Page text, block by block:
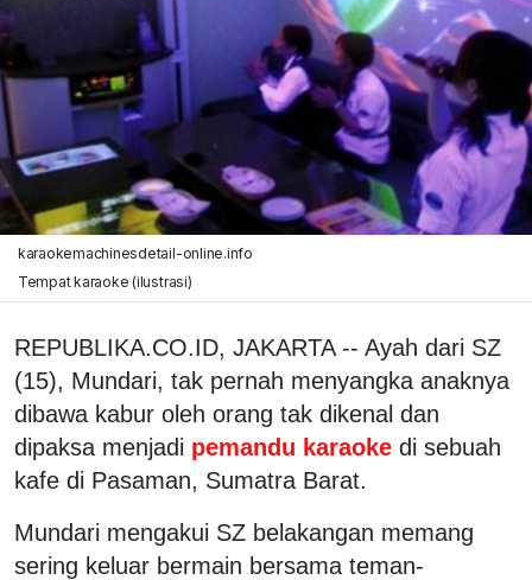
karaokemachinesdetail-online.info
Tempat karaoke (ilustrasi)
REPUBLIKA.CO.ID, JAKARTA -- Ayah dari SZ
(15), Mundari, tak pernah menyangka anaknya
dibawa kabur oleh orang tak dikenal dan
dipaksa menjadi pemandu karaoke di sebuah
kafe di Pasaman, Sumatra Barat.
Mundari mengakui SZ belakangan memang
sering keluar bermain bersama teman-